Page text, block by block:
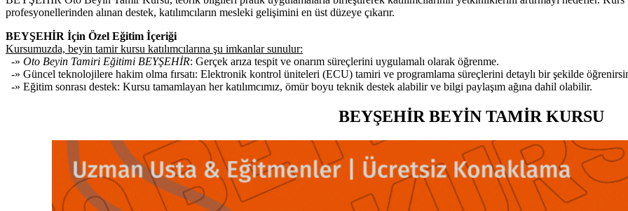
profesyonellerinden alınan destek, katılımcıların mesleki gelişimini en üst düzeye çıkarır.
BEYŞEHİR İçin Özel Eğitim İçeriği
Kursumuzda, beyin tamir kursu katılımcılarına şu imkanlar sunulur:
-» Oto Beyin Tamiri Eğitimi BEYŞEHİR: Gerçek arıza tespit ve onarım süreçlerini uygulamalı olarak öğrenme.
-» Güncel teknolojilere hakim olma fırsatı: Elektronik kontrol üniteleri (ECU) tamiri ve programlama süreçlerini detaylı bir şekilde
-» Eğitim sonrası destek: Kursu tamamlayan her katılımcımız, ömür boyu teknik destek alabilir ve bilgi paylaşım ağına dahil olabilir.
BEYŞEHİR BEYİN TAMİR KURSU